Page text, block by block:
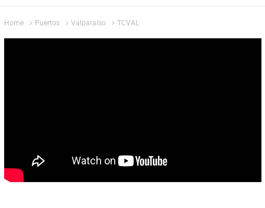
Home Puertos Valparaíso TCVAL